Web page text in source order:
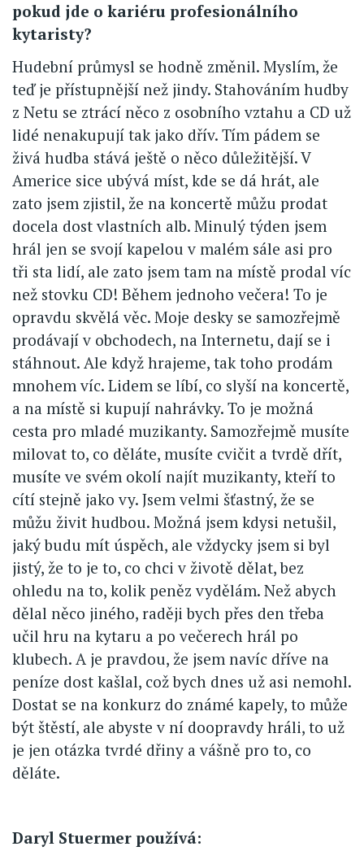
pokud jde o kariéru profesionálního
kytaristy?
Hudební průmysl se hodně změnil. Myslím, že
teď je přístupnější než jindy. Stahováním hudby
z Netu se ztrácí něco z osobního vztahu a CD už
lidé nenakupují tak jako dřív. Tím pádem se
živá hudba stává ještě o něco důležitější. V
Americe sice ubývá míst, kde se dá hrát, ale
zato jsem zjistil, že na koncertě můžu prodat
docela dost vlastních alb. Minulý týden jsem
hrál jen se svojí kapelou v malém sále asi pro
tři sta lidí, ale zato jsem tam na místě prodal víc
než stovku CD! Během jednoho večera! To je
opravdu skvělá věc. Moje desky se samozřejmě
prodávají v obchodech, na Internetu, dají se i
stáhnout. Ale když hrajeme, tak toho prodám
mnohem víc. Lidem se líbí, co slyší na koncertě,
a na místě si kupují nahrávky. To je možná
cesta pro mladé muzikanty. Samozřejmě musíte
milovat to, co děláte, musíte cvičit a tvrdě dřít,
musíte ve svém okolí najít muzikanty, kteří to
cítí stejně jako vy. Jsem velmi šťastný, že se
můžu živit hudbou. Možná jsem kdysi netušil,
jaký budu mít úspěch, ale vždycky jsem si byl
jistý, že to je to, co chci v životě dělat, bez
ohledu na to, kolik peněz vydělám. Než abych
dělal něco jiného, raději bych přes den třeba
učil hru na kytaru a po večerech hrál po
klubech. A je pravdou, že jsem navíc dříve na
peníze dost kašlal, což bych dnes už asi nemohl.
Dostat se na konkurz do známé kapely, to může
být štěstí, ale abyste v ní doopravdy hráli, to už
je jen otázka tvrdé dřiny a vášně pro to, co
děláte.
Daryl Stuermer používá: